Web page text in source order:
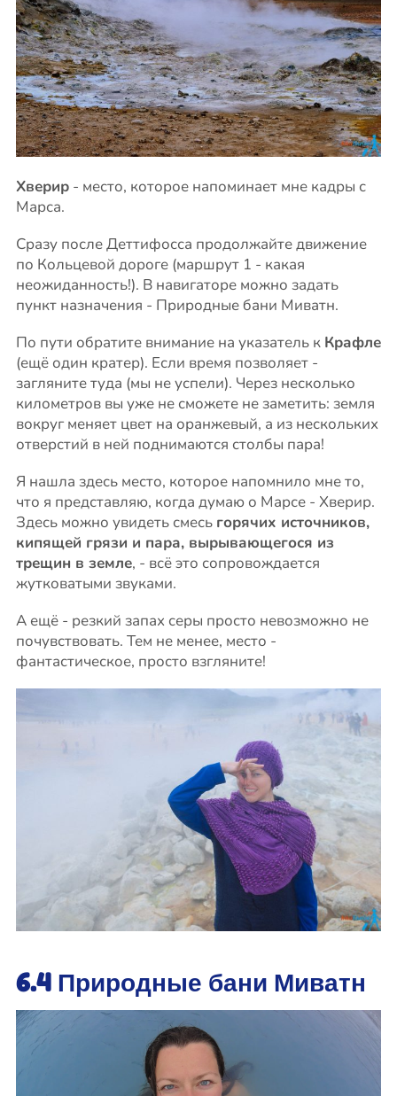
Хверир- место, которое напоминает мне кадры с
Марса.
Сразу после Деттифосса продолжайте движение
по Кольцевой дороге (маршрут 1 - какая
неожиданность!). В навигаторе можно задать
пункт назначения - Природные бани Миватн.
По пути обратите внимание на указатель к Крафле
(ещё один кратер). Если время позволяет -
загляните туда (мы не успели). Через несколько
километров вы уже не сможете не заметить: земля
вокруг меняет цвет на оранжевый, а из нескольких
отверстий в ней поднимаются столбы пара!
Я нашла здесь место, которое напомнило мне то,
что я представляю, когда думаю о Марсе - Хверир.
Здесь можно увидеть смесь горячих источников,
кипящей грязи и пара, вырывающегося из
трещин в земле, - всё это сопровождается
жутковатыми звуками.
А ещё - резкий запах серы просто невозможно не
почувствовать. Тем не менее, место -
фантастическое, просто взгляните!
6.4 Природные бани Миватн